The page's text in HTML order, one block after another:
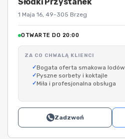
1 Maja 16, 49-305 Brzeg
OTWARTE DO 20:00
ZA CO CHWALĄ KLIENCI
Bogata oferta smakowa lodów
Pyszne sorbety i koktajle
Miła i profesjonalna obsługa
Zadzwoń